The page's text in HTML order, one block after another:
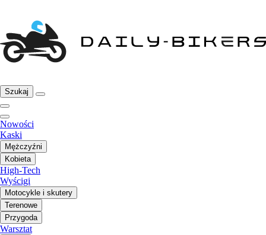
Szukaj
Nowości
Kaski
Mężczyźni
Kobieta
High-Tech
Wyścigi
Motocykle i skutery
Terenowe
Przygoda
Warsztat